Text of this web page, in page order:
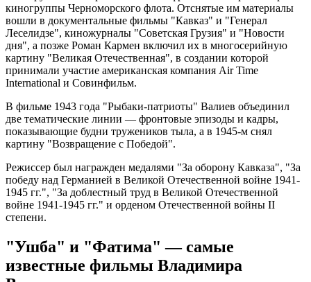
киногруппы Черноморского флота. Отснятые им материалы
вошли в документальные фильмы "Кавказ" и "Генерал
Леселидзе", киножурналы "Советская Грузия" и "Новости
дня", а позже Роман Кармен включил их в многосерийную
картину "Великая Отечественная", в создании которой
принимали участие американская компания Air Time
International и Совинфильм.
В фильме 1943 года "Рыбаки-патриоты" Валиев объединил
две тематические линии — фронтовые эпизоды и кадры,
показывающие будни тружеников тыла, а в 1945-м снял
картину "Возвращение с Победой".
Режиссер был награжден медалями "За оборону Кавказа", "За
победу над Германией в Великой Отечественной войне 1941-
1945 гг.", "За доблестный труд в Великой Отечественной
войне 1941-1945 гг." и орденом Отечественной войны II
степени.
"Ушба" и "Фатима" — самые
известные фильмы Владимира